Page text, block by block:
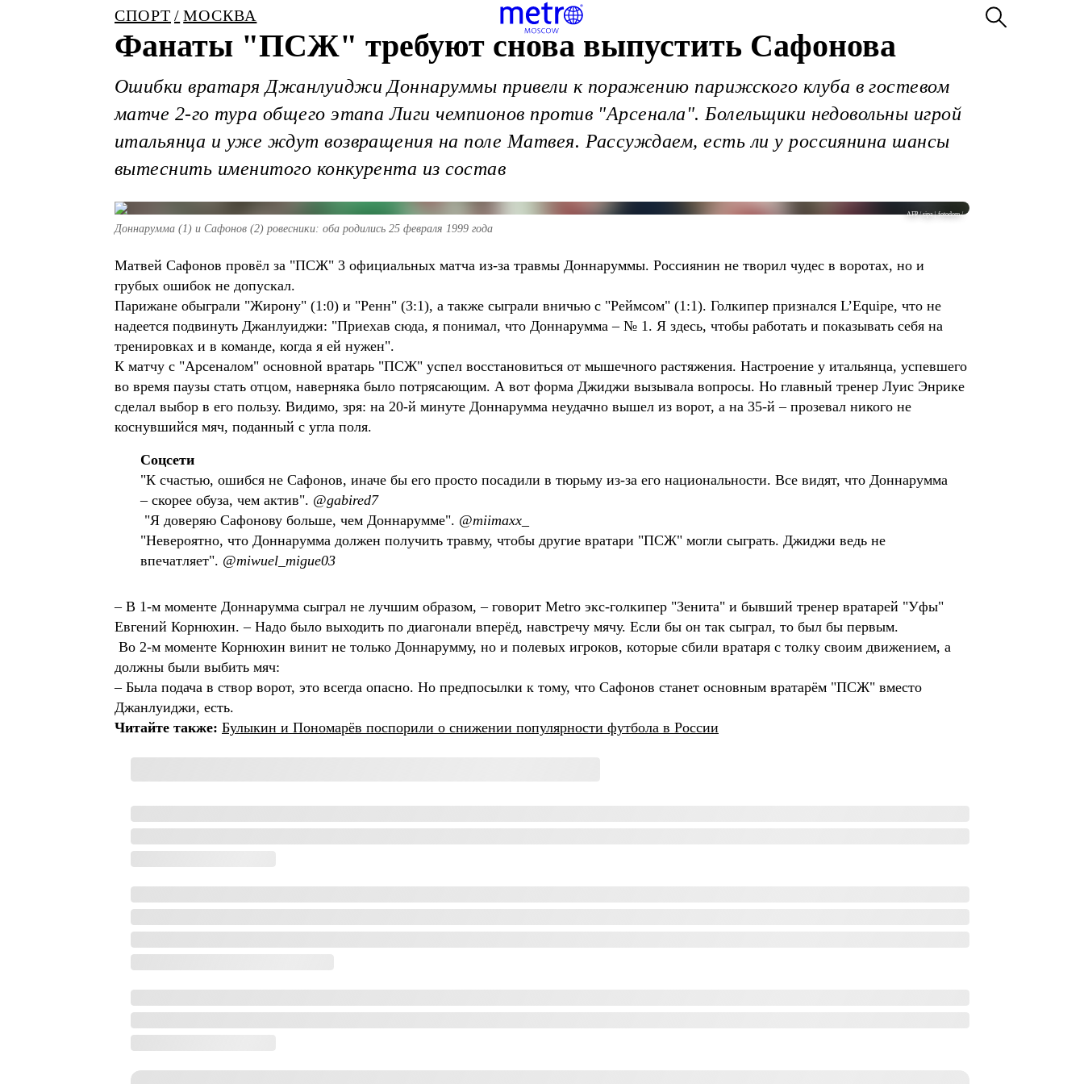
СПОРТ МОСКВА
Фанаты "ПСЖ" требуют снова выпустить Сафонова
Ошибки вратаря Джанлуиджи Доннаруммы привели к поражению парижского клуба в гостевом
матче 2-го тура общего этапа Лиги чемпионов против "Арсенала". Болельщики недовольны игрой
итальянца и уже ждут возвращения на поле Матвея. Рассуждаем, есть ли у россиянина шансы
вытеснить именитого конкурента из состав
AFP / sipa | fotodom /
Доннарумма (1) и Сафонов (2) ровесники: оба родились 25 февраля 1999 года
Матвей Сафонов провёл за "ПСЖ" 3 официальных матча из-за травмы Доннаруммы. Россиянин не творил чудес в воротах, но и
грубых ошибок не допускал.
Парижане обыграли "Жирону" (1:0) и "Ренн" (3:1), а также сыграли вничью с "Реймсом" (1:1). Голкипер признался L’Equipe, что не
надеется подвинуть Джанлуиджи: "Приехав сюда, я понимал, что Доннарумма – № 1. Я здесь, чтобы работать и показывать себя на
тренировках и в команде, когда я ей нужен".
К матчу с "Арсеналом" основной вратарь "ПСЖ" успел восстановиться от мышечного растяжения. Настроение у итальянца, успевшего
во время паузы стать отцом, наверняка было потрясающим. А вот форма Джиджи вызывала вопросы. Но главный тренер Луис Энрике
сделал выбор в его пользу. Видимо, зря: на 20-й минуте Доннарумма неудачно вышел из ворот, а на 35-й – прозевал никого не
коснувшийся мяч, поданный с угла поля.
Соцсети
"К счастью, ошибся не Сафонов, иначе бы его просто посадили в тюрьму из-за его национальности. Все видят, что Доннарумма
– скорее обуза, чем актив". @gabired7
"Я доверяю Сафонову больше, чем Доннарумме". @miimaxx_
"Невероятно, что Доннарумма должен получить травму, чтобы другие вратари "ПСЖ" могли сыграть. Джиджи ведь не
впечатляет". @miwuel_migue03
– В 1-м моменте Доннарумма сыграл не лучшим образом, – говорит Metro экс-голкипер "Зенита" и бывший тренер вратарей "Уфы"
Евгений Корнюхин. – Надо было выходить по диагонали вперёд, навстречу мячу. Если бы он так сыграл, то был бы первым.
Во 2-м моменте Корнюхин винит не только Доннарумму, но и полевых игроков, которые сбили вратаря с толку своим движением, а
должны были выбить мяч:
– Была подача в створ ворот, это всегда опасно. Но предпосылки к тому, что Сафонов станет основным вратарём "ПСЖ" вместо
Джанлуиджи, есть.
Читайте также: Булыкин и Пономарёв поспорили о снижении популярности футбола в России